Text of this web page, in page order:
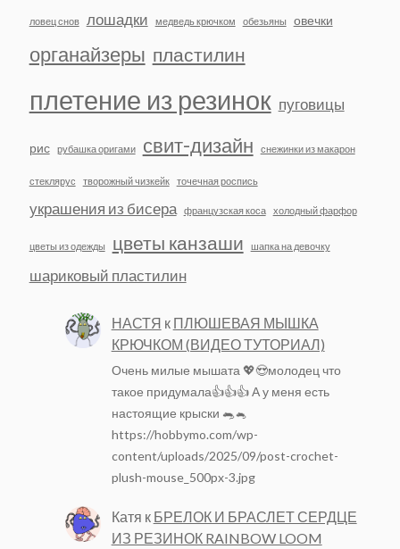
ловец снов лошадки медведь крючком обезьяны овечки
органайзеры пластилин
плетение из резинок пуговицы
рис рубашка оригами свит-дизайн снежинки из макарон
стеклярус творожный чизкейк точечная роспись
украшения из бисера французская коса холодный фарфор
цветы из одежды цветы канзаши шапка на девочку
шариковый пластилин
НАСТЯ к ПЛЮШЕВАЯ МЫШКА
КРЮЧКОМ (ВИДЕО ТУТОРИАЛ)
Очень милые мышата 💖😍молодец что
такое придумала👍👍👍 А у меня есть
настоящие крыски 🐀🐁
https://hobbymo.com/wp-
content/uploads/2025/09/post-crochet-
plush-mouse_500px-3.jpg
Катя к БРЕЛОК И БРАСЛЕТ СЕРДЦЕ
ИЗ РЕЗИНОК RAINBOW LOOM